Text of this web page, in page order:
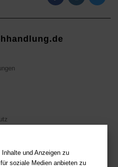
und Anzeigen zu
soziale Medien anbieten zu
Antworten auf häufig gestellte